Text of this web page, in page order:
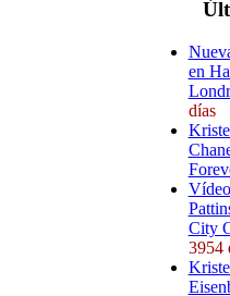
en
días
City
3954